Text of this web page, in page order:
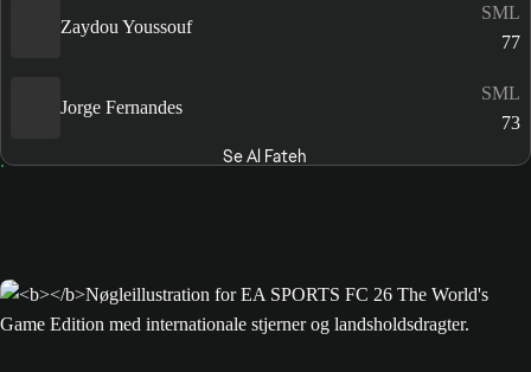
Zaydou Youssouf
SML
77
Jorge Fernandes
SML
73
Se Al Fateh